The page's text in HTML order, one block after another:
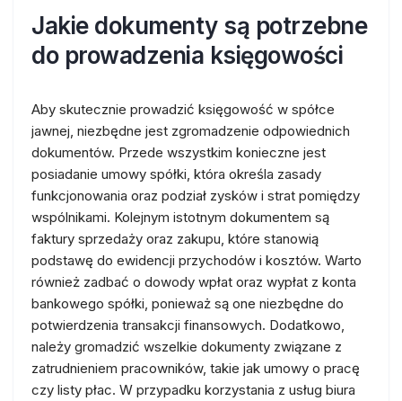
Jakie dokumenty są potrzebne
do prowadzenia księgowości
Aby skutecznie prowadzić księgowość w spółce
jawnej, niezbędne jest zgromadzenie odpowiednich
dokumentów. Przede wszystkim konieczne jest
posiadanie umowy spółki, która określa zasady
funkcjonowania oraz podział zysków i strat pomiędzy
wspólnikami. Kolejnym istotnym dokumentem są
faktury sprzedaży oraz zakupu, które stanowią
podstawę do ewidencji przychodów i kosztów. Warto
również zadbać o dowody wpłat oraz wypłat z konta
bankowego spółki, ponieważ są one niezbędne do
potwierdzenia transakcji finansowych. Dodatkowo,
należy gromadzić wszelkie dokumenty związane z
zatrudnieniem pracowników, takie jak umowy o pracę
czy listy płac. W przypadku korzystania z usług biura